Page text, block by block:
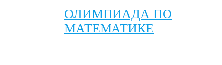
ОЛИМПИАДА ПО
МАТЕМАТИКЕ